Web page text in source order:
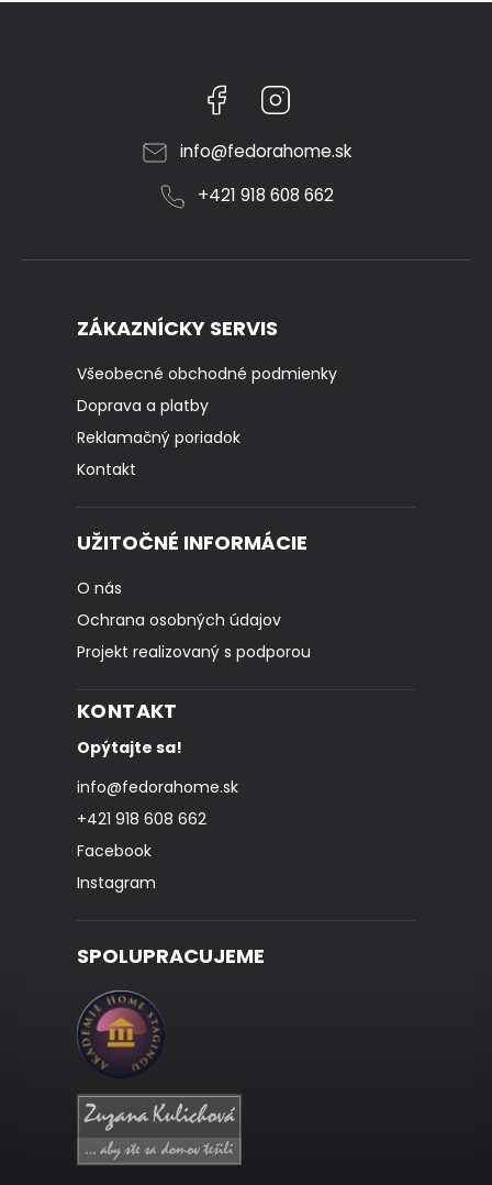
Facebook
info@fedorahome.sk
+421 918 608 662
ZÁKAZNÍCKY SERVIS
Všeobecné obchodné podmienky
Doprava a platby
Reklamačný poriadok
Kontakt
UŽITOČNÉ INFORMÁCIE
O nás
Ochrana osobných údajov
Projekt realizovaný s podporou
KONTAKT
Opýtajte sa!
info@fedorahome.sk
+421 918 608 662
Facebook
Instagram
SPOLUPRACUJEME